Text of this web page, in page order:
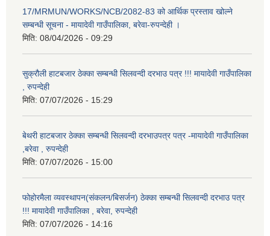
17/MRMUN/WORKS/NCB/2082-83 को आर्थिक प्रस्ताव खोल्ने
सम्बन्धी सूचना - मायादेवी गाउँपालिका, बरेवा-रुपन्देही ।
मिति: 08/04/2026 - 09:29
सुक्रौली हाटबजार ठेक्का सम्बन्धी सिलवन्दी दरभाउ पत्र !!! मायादेवी गाउँपालिका
, रुपन्देही
मिति: 07/07/2026 - 15:29
बेथरी हाटबजार ठेक्का सम्बन्धी सिलवन्दी दरभाउपत्र पत्र -मायादेवी गाउँपालिका
,बरेवा , रुपन्देही
मिति: 07/07/2026 - 15:00
फोहोरमैला व्यवस्थापन(संकलन/बिसर्जन) ठेक्का सम्बन्धी सिलवन्दी दरभाउ पत्र
!!! मायादेवी गाउँपालिका , बरेवा, रुपन्देही
मिति: 07/07/2026 - 14:16